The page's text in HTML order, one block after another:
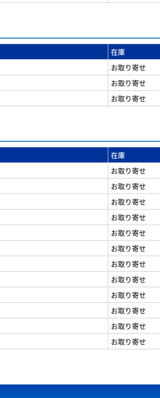
在庫
お取り寄せ
お取り寄せ
お取り寄せ
在庫
お取り寄せ
お取り寄せ
お取り寄せ
お取り寄せ
お取り寄せ
お取り寄せ
お取り寄せ
お取り寄せ
お取り寄せ
お取り寄せ
お取り寄せ
お取り寄せ